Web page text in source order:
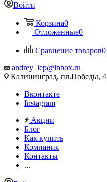
Войти
Корзина0
Отложенные0
Сравнение товаров0
andrey_lep@inbox.ru
Калининград, пл.Победы, 4
Вконтакте
Instagram
Акции
Блог
Как купить
Компания
Контакты
...